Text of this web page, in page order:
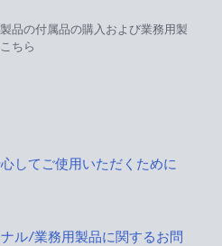
品の付属品の購入および業務用製
ちら
してご使用いただくために
ル/業務用製品に関するお問